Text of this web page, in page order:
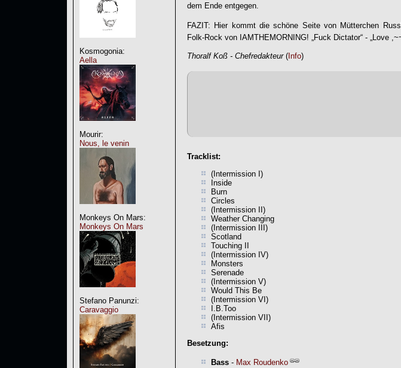
Kosmogonia:
Aella
Mourir:
Nous, le venin
Monkeys On Mars:
Monkeys On Mars
Stefano Panunzi:
Caravaggio
dem Ende entgegen.
FAZIT: Hier kommt die schöne Seite von Mütterchen
Folk-Rock von IAMTHEMORNING! „Fuck Dictator“ - „Love
Thoralf Koß - Chefredakteur( Info)
Tracklist:
(Intermission I)
Inside
Burn
Circles
(Intermission II)
Weather Changing
(Intermission III)
Scotland
Touching II
(Intermission IV)
Monsters
Serenade
(Intermission V)
Would This Be
(Intermission VI)
I.B.Too
(Intermission VII)
Afis
Besetzung:
Bass - Max Roudenko